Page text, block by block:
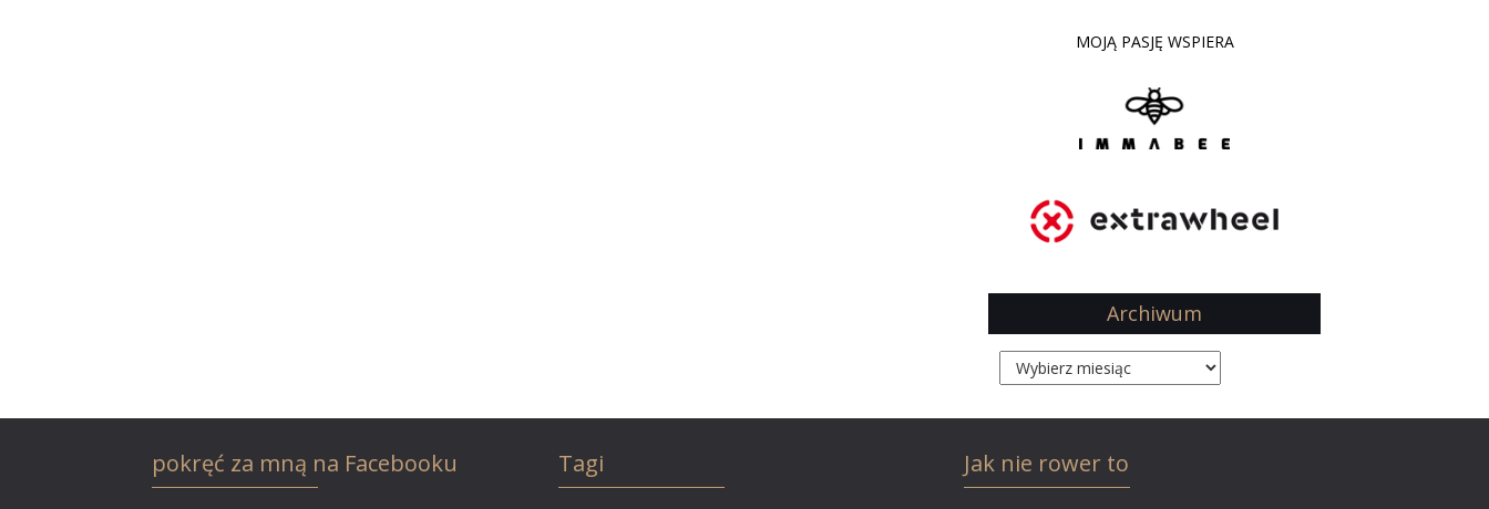
MOJĄ PASJĘ WSPIERA
Archiwum
Archiwum
pokręć za mną na Facebooku Tagi Jak nie rower to